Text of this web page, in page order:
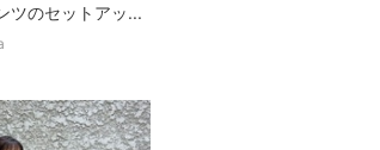
ツのセットアッ...